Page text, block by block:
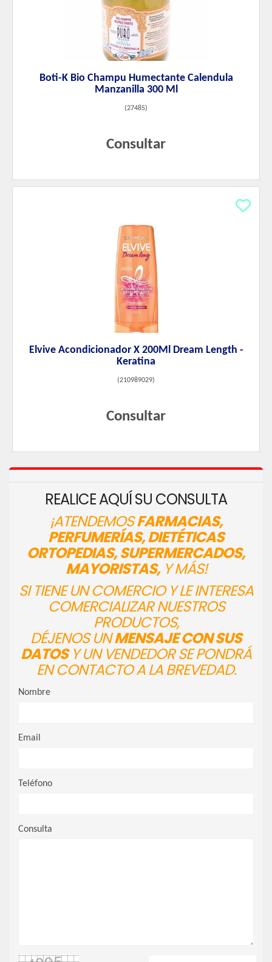
Boti-K Bio Champu Humectante Calendula
Manzanilla 300 Ml
(27485)
Consultar
Elvive Acondicionador X 200Ml Dream Length -
Keratina
(210989029)
Consultar
REALICE AQUÍ SU CONSULTA
¡ATENDEMOSFARMACIAS,
PERFUMERÍAS, DIETÉTICAS
ORTOPEDIAS, SUPERMERCADOS,
MAYORISTAS,Y MÁS!
SI TIENE UN COMERCIO Y LE INTERESA
COMERCIALIZAR NUESTROS
PRODUCTOS,
DÉJENOS UNMENSAJE CON SUS
DATOSY UN VENDEDOR SE PONDRÁ
EN CONTACTO A LA BREVEDAD.
Nombre
Email
Teléfono
Consulta